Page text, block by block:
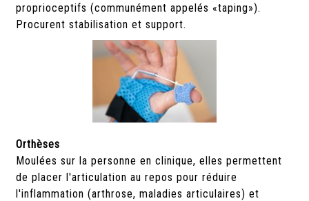
proprioceptifs (communément appelés «taping»).
Procurent stabilisation et support.
Orthèses
Moulées sur la personne en clinique, elles permettent
de placer l'articulation au repos pour réduire
l'inflammation (arthrose, maladies articulaires) et